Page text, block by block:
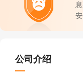
公司介绍